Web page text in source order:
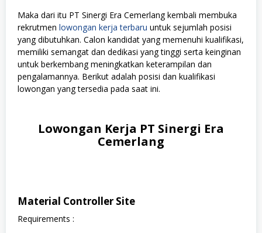
Maka dari itu PT Sinergi Era Cemerlang kembali membuka
rekrutmen lowongan kerja terbaru untuk sejumlah posisi
yang dibutuhkan. Calon kandidat yang memenuhi kualifikasi,
memiliki semangat dan dedikasi yang tinggi serta keinginan
untuk berkembang meningkatkan keterampilan dan
pengalamannya. Berikut adalah posisi dan kualifikasi
lowongan yang tersedia pada saat ini.
Lowongan Kerja PT Sinergi Era
Cemerlang
Material Controller Site
Requirements :